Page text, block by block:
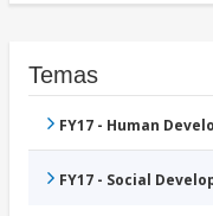
Temas
FY17 - Human
FY17 - Social